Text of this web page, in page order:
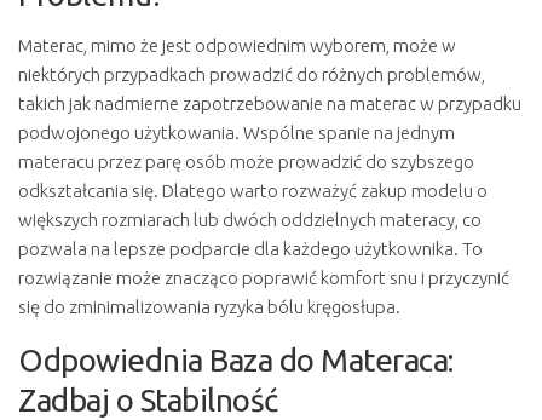
Materac, mimo że jest odpowiednim wyborem, może w
niektórych przypadkach prowadzić do różnych problemów,
takich jak nadmierne zapotrzebowanie na materac w przypadku
podwojonego użytkowania. Wspólne spanie na jednym
materacu przez parę osób może prowadzić do szybszego
odkształcania się. Dlatego warto rozważyć zakup modelu o
większych rozmiarach lub dwóch oddzielnych materacy, co
pozwala na lepsze podparcie dla każdego użytkownika. To
rozwiązanie może znacząco poprawić komfort snu i przyczynić
się do zminimalizowania ryzyka bólu kręgosłupa.
Odpowiednia Baza do Materaca:
Zadbaj o Stabilność